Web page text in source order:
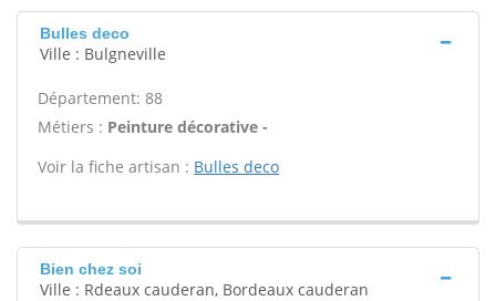
Bulles deco
Ville : Bulgneville
Département: 88
Métiers : Peinture décorative -
Voir la fiche artisan : Bulles deco
Bien chez soi
Ville : Rdeaux cauderan, Bordeaux cauderan